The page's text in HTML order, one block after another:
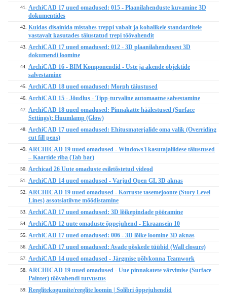
41.
ArchiCAD 17 uued omadused: 015 - Plaanilahenduste kuvamine 3D
dokumentides
42. Kuidas disainida mistahes treppi vabalt ja kohalikele standarditele
vastavalt kasutades täiustatud trepi töövahendit
43.
ArchiCAD 17 uued omadused: 012 - 3D plaanilahendusest 3D
dokumendi loomine
44.
ArchiCAD 16 - BIM Komponendid - Uste ja akende objektide
salvestamine
45. ArchiCAD 18 uued omadused: Morph täiustused
46. ArchiCAD 15 - Jõudlus - Tipp-turvaline automaatne salvestamine
47.
ArchiCAD 18 uued omadused: Pinnakatte häälestused (Surface
Settings): Huumlamp (Glow)
48.
ArchiCAD 17 uued omadused: Ehitusmaterjalide oma valik (Overriding
cut fill pens)
49.
ARCHICAD 19 uued omadused - Windows'i kasutajaliidese täiustused
– Kaartide riba (Tab bar)
50. Archicad 26 Uute omaduste esiletõstetud videod
51. ArchiCAD 14 uued omadused - Varjud Open GL 3D aknas
52.
ARCHICAD 19 uued omadused - Korruste tasemejoonte (Story Level
Lines) assotsiatiivne mõõdistamine
53. ArchiCAD 17 uued omadused: 3D lõikepindade pööramine
54. ArchiCAD 12 uute omaduste õppejuhend - Ekraansein 10
55. ArchiCAD 17 uued omadused: 006 - 3D lõike loomine 3D aknas
56. ArchiCAD 17 uued omadused: Avade põskede tüübid (Wall closure)
57. ArchiCAD 14 uued omadused - Järgmise põlvkonna Teamwork
58.
ARCHICAD 19 uued omadused - Uue pinnakatete värvimise (Surface
Painter) töövahendi tutvustus
59. Reeglitekogumite/reeglite loomin | Solibri õppejuhendid